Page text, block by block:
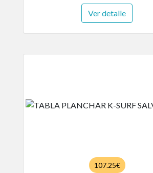
Ver detalle
107.25€